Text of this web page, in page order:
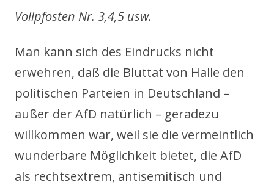
Vollpfosten Nr. 3,4,5 usw.
Man kann sich des Eindrucks nicht
erwehren, daß die Bluttat von Halle den
politischen Parteien in Deutschland –
außer der AfD natürlich – geradezu
willkommen war, weil sie die vermeintlich
wunderbare Möglichkeit bietet, die AfD
als rechtsextrem, antisemitisch und